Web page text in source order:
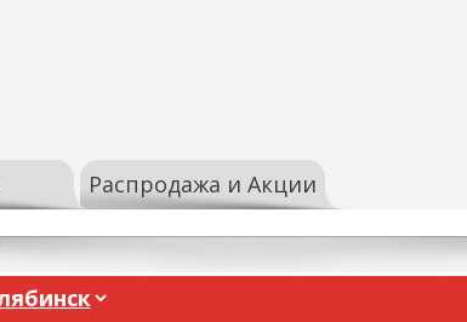
Распродажа и Акции